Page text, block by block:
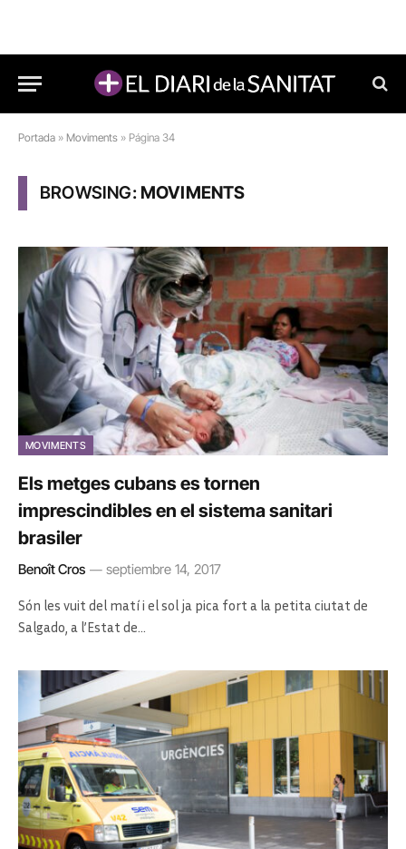
Portada » Moviments » Página 34
BROWSING:MOVIMENTS
MOVIMENTS
Els metges cubans es tornen
imprescindibles en el sistema sanitari
brasiler
Benoît Cros septiembre 14, 2017
Són les vuit del matí i el sol ja pica fort a la petita ciutat de
Salgado, a l’Estat de…